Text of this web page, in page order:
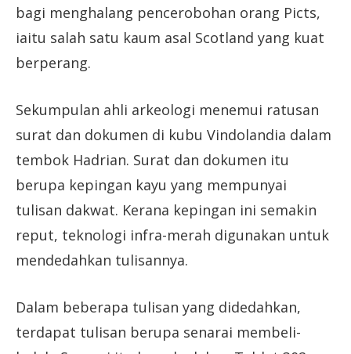
bagi menghalang pencerobohan orang Picts,
iaitu salah satu kaum asal Scotland yang kuat
berperang.
Sekumpulan ahli arkeologi menemui ratusan
surat dan dokumen di kubu Vindolandia dalam
tembok Hadrian. Surat dan dokumen itu
berupa kepingan kayu yang mempunyai
tulisan dakwat. Kerana kepingan ini semakin
reput, teknologi infra-merah digunakan untuk
mendedahkan tulisannya.
Dalam beberapa tulisan yang didedahkan,
terdapat tulisan berupa senarai membeli-